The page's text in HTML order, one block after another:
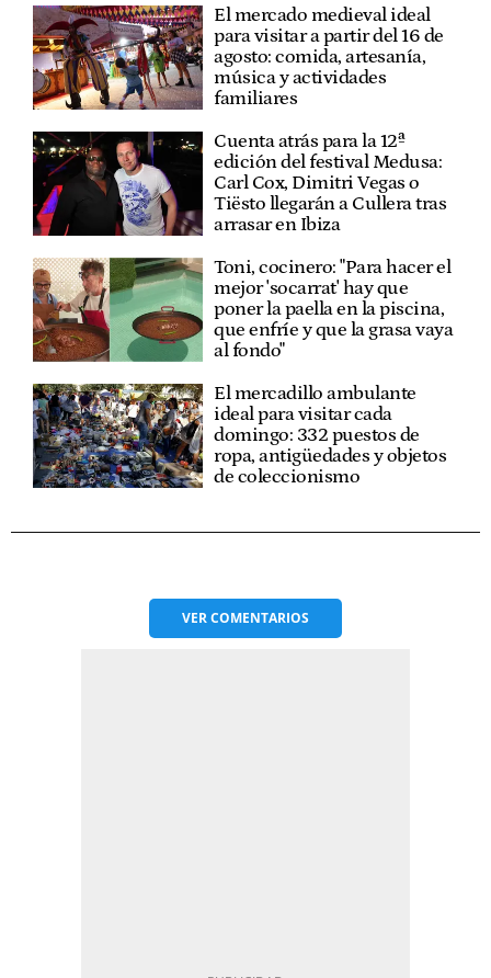
El mercado medieval ideal
para visitar a partir del 16 de
agosto: comida, artesanía,
música y actividades
familiares
Cuenta atrás para la 12ª
edición del festival Medusa:
Carl Cox, Dimitri Vegas o
Tiësto llegarán a Cullera tras
arrasar en Ibiza
Toni, cocinero: "Para hacer el
mejor 'socarrat' hay que
poner la paella en la piscina,
que enfríe y que la grasa vaya
al fondo"
El mercadillo ambulante
ideal para visitar cada
domingo: 332 puestos de
ropa, antigüedades y objetos
de coleccionismo
VERCOMENTARIOS